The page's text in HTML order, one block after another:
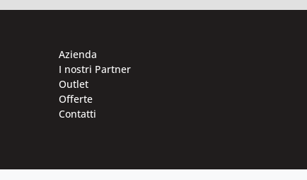
Azienda
I nostri Partner
Outlet
Offerte
Contatti